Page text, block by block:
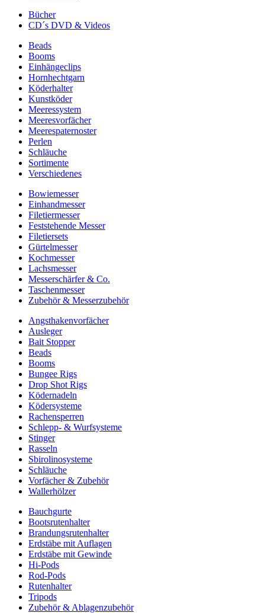
Bücher
CD´s DVD & Videos
Beads
Booms
Einhängeclips
Hornhechtgarn
Köderhalter
Kunstköder
Meeressystem
Meeresvorfächer
Meerespaternoster
Perlen
Schläuche
Sortimente
Verschiedenes
Bowiemesser
Einhandmesser
Filetiermesser
Feststehende Messer
Filetiersets
Gürtelmesser
Kochmesser
Lachsmesser
Messerschärfer & Co.
Taschenmesser
Zubehör & Messerzubehör
Angsthakenvorfächer
Ausleger
Bait Stopper
Beads
Booms
Bungee Rigs
Drop Shot Rigs
Ködernadeln
Ködersysteme
Rachensperren
Schlepp- & Wurfsysteme
Stinger
Rasseln
Sbirolinosysteme
Schläuche
Vorfächer & Zubehör
Wallerhölzer
Bauchgurte
Bootsrutenhalter
Brandungsrutenhalter
Erdstäbe mit Auflagen
Erdstäbe mit Gewinde
Hi-Pods
Rod-Pods
Rutenhalter
Tripods
Zubehör & Ablagenzubehör